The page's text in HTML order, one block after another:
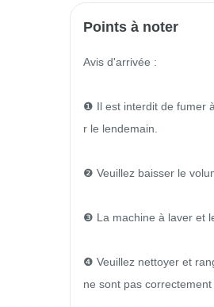
Points à noter
Avis d'arrivée :
❶ Il est interdit de fumer
r le lendemain.
❷ Veuillez baisser le
❸ La machine à laver et
❹ Veuillez nettoyer et
ne sont pas correctement